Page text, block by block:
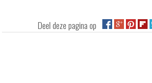
Deel deze pagina op